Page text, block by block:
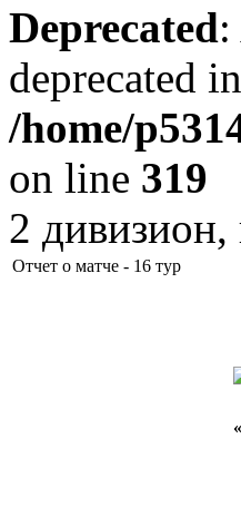
Deprecated
deprecated in
/home/
on line 319
2
Отчет о матче - 16 тур